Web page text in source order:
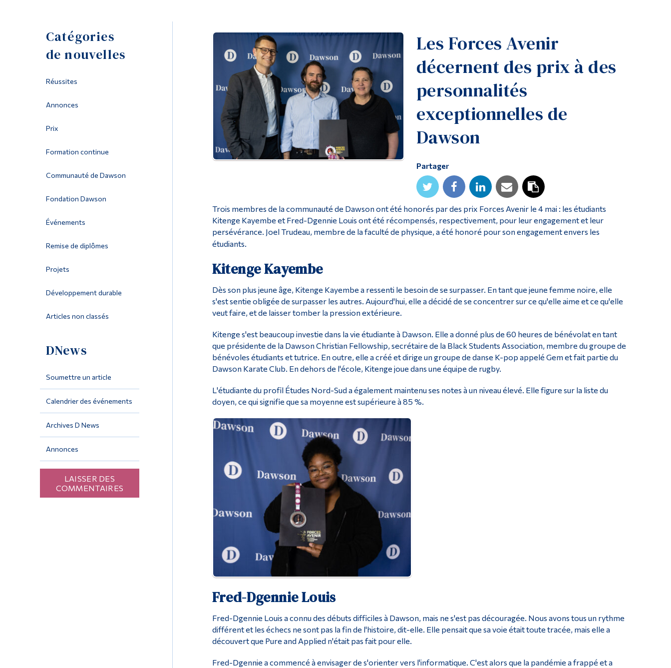
Catégories
de nouvelles
Réussites
Annonces
Prix
Formation continue
Communauté de Dawson
Fondation Dawson
Événements
Remise de diplômes
Projets
Développement durable
Articles non classés
DNews
Soumettre un article
Calendrier des événements
Archives D News
Annonces
LAISSER DES
COMMENTAIRES
Les Forces Avenir
décernent des prix à des
personnalités
exceptionnelles de
Dawson
Partager
Trois membres de la communauté de Dawson ont été honorés par des prix Forces Avenir le 4 mai : les étudiants
Kitenge Kayembe et Fred-Dgennie Louis ont été récompensés, respectivement, pour leur engagement et leur
persévérance. Joel Trudeau, membre de la faculté de physique, a été honoré pour son engagement envers les
étudiants.
Kitenge Kayembe
Dès son plus jeune âge, Kitenge Kayembe a ressenti le besoin de se surpasser. En tant que jeune femme noire, elle
s'est sentie obligée de surpasser les autres. Aujourd'hui, elle a décidé de se concentrer sur ce qu'elle aime et ce qu'elle
veut faire, et de laisser tomber la pression extérieure.
Kitenge s'est beaucoup investie dans la vie étudiante à Dawson. Elle a donné plus de 60 heures de bénévolat en tant
que présidente de la Dawson Christian Fellowship, secrétaire de la Black Students Association, membre du groupe de
bénévoles étudiants et tutrice. En outre, elle a créé et dirige un groupe de danse K-pop appelé Gem et fait partie du
Dawson Karate Club. En dehors de l'école, Kitenge joue dans une équipe de rugby.
L'étudiante du profil Études Nord-Sud a également maintenu ses notes à un niveau élevé. Elle figure sur la liste du
doyen, ce qui signifie que sa moyenne est supérieure à 85 %.
Fred-Dgennie Louis
Fred-Dgennie Louis a connu des débuts difficiles à Dawson, mais ne s'est pas découragée. Nous avons tous un rythme
différent et les échecs ne sont pas la fin de l'histoire, dit-elle. Elle pensait que sa voie était toute tracée, mais elle a
découvert que Pure and Applied n'était pas fait pour elle.
Fred-Dgennie a commencé à envisager de s'orienter vers l'informatique. C'est alors que la pandémie a frappé et a
Menu principal
Admissions
La vie à Dawson
Futurs étudiants
Étudiants actuels
Corps enseignant et personnel administratif